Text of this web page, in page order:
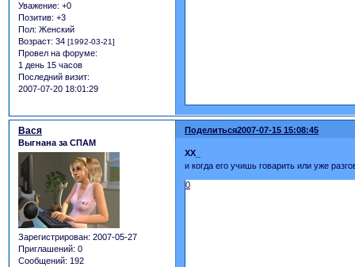
Уважение: +0
Позитив: +3
Пол: Женский
Возраст: 34 [1992-03-21]
Провел на форуме:
1 день 15 часов
Последний визит:
2007-07-20 18:01:29
Поделиться2007-07-15 15:08:45
Вася
Выгнана за СПАМ
Зарегистрирован: 2007-05-27
Приглашений: 0
Сообщений: 192
XX_
и когда его учишь говарить или уже
0